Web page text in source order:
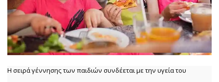
Η σειρά γέννησης των παιδιών συνδέεται με την υγεία του